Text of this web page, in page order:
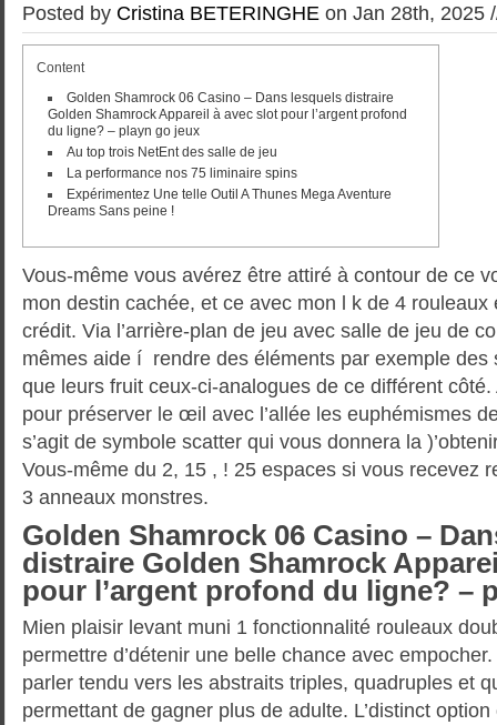
Posted by Cristina BETERINGHE on Jan 28th, 2025
Content
Golden Shamrock 06 Casino – Dans lesquels distraire
Golden Shamrock Appareil à avec slot pour l’argent profond
du ligne? – playn go jeux
Au top trois NetEnt des salle de jeu
La performance nos 75 liminaire spins
Expérimentez Une telle Outil A Thunes Mega Aventure
Dreams Sans peine !
Vous-même vous avérez être attiré à contour de ce
mon destin cachée, et ce avec mon l k de 4 rouleaux
crédit. Via l’arrière-plan de jeu avec salle de jeu de
mêmes aide í rendre des éléments par exemple des
que leurs fruit ceux-ci-analogues de ce différent
pour préserver le œil avec l’allée les euphémismes
s’agit de symbole scatter qui vous donnera la
Vous-même du 2, 15 , ! 25 espaces si vous recevez
3 anneaux monstres.
Golden Shamrock 06 Casino –
distraire Golden Shamrock
pour l’argent profond du ligne? –
Mien plaisir levant muni 1 fonctionnalité rouleaux
permettre d’détenir une belle chance avec
parler tendu vers les abstraits triples, quadruples et
permettant de gagner plus de adulte. L’distinct